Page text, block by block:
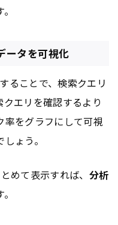
ータを可視化
ることで、検索クエリ
エリを確認するより
率をグラフにして可視
ょう。
めて表示すれば、 分析